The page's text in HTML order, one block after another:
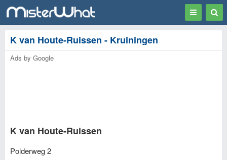
Toggle
K van Houte-Ruissen - Kruiningen
Ads by Google
K van Houte-Ruissen
Polderweg 2